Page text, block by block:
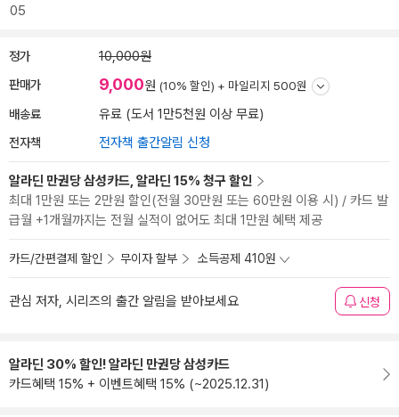
05
정가 10,000원
판매가 9,000원 (10% 할인) + 마일리지 500원
배송료 유료 (도서 1만5천원 이상 무료)
전자책 전자책 출간알림 신청
알라딘 만권당 삼성카드, 알라딘 15% 청구 할인
최대 1만원 또는 2만원 할인(전월 30만원 또는 60만원 이용 시) / 카드 발
급월 +1개월까지는 전월 실적이 없어도 최대 1만원 혜택 제공
카드/간편결제 할인 무이자 할부 소득공제 410원
관심 저자, 시리즈의 출간 알림을 받아보세요 신청
알라딘 30% 할인! 알라딘 만권당 삼성카드
카드혜택 15% + 이벤트혜택 15% (~2025.12.31)